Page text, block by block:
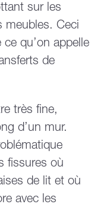
sur les
meubles. Ceci
qu’on appelle
de
très fine,
d’un mur.
fissures où
de lit et où
avec les